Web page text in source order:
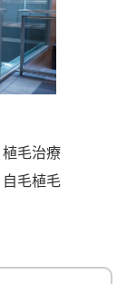
毛治療
毛植毛